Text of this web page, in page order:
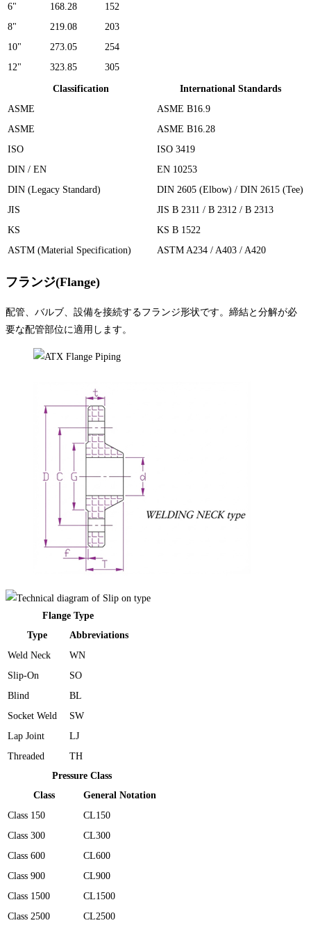
6"
168.28
152
8"
219.08
203
10"
273.05
254
12"
323.85 305
Classification
International Standards
ASME
ASME B16.9
ASME
ASME B16.28
ISO
ISO 3419
DIN / EN
EN 10253
DIN (Legacy Standard)
DIN 2605 (Elbow) / DIN 2615 (Tee)
JIS
JIS B 2311 / B 2312 / B 2313
KS
KS B 1522
ASTM (Material Specification)
ASTM A234 / A403 / A420
フランジ(Flange)
配管、バルブ、設備を接続するフランジ形状です。締結と分解が必
要な配管部位に適用します。
Flange Type
Type
Abbreviations
Weld Neck
WN
Slip-On
SO
Blind
BL
Socket Weld
SW
Lap Joint
LJ
Threaded
TH
Pressure Class
Class
General Notation
Class 150
CL150
Class 300
CL300
Class 600
CL600
Class 900
CL900
Class 1500
CL1500
Class 2500
CL2500